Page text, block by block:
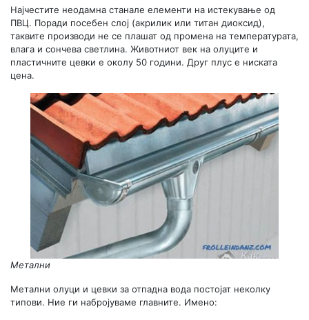
Најчестите неодамна станале елементи на истекување од
ПВЦ. Поради посебен слој (акрилик или титан диоксид),
таквите производи не се плашат од промена на температурата,
влага и сончева светлина. Животниот век на олуците и
пластичните цевки е околу 50 години. Друг плус е ниската
цена.
Метални
Метални олуци и цевки за отпадна вода постојат неколку
типови. Ние ги набројуваме главните. Имено: